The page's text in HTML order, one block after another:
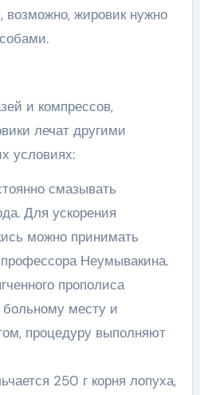
возможно, жировик нужно
и компрессов,
лечат другими
условиях:
смазывать
Для ускорения
можно принимать
Неумывакина.
прополиса
больному месту и
процедуру выполняют
250 г корня лопуха,